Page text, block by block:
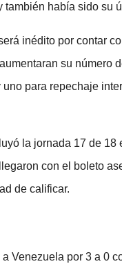
también había sido su
inédito por contar
su número
uno para repechaje
la jornada 17 de
con el boleto
de calificar.
Venezuela por 3 a 0